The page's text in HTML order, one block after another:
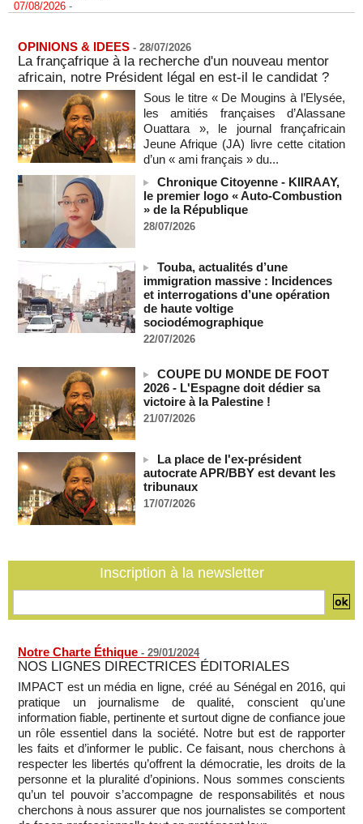
"Construction de la Grande Côte D'ivoire" : Le Président
vives de la nation
07/08/2026 -
Polémique à l’Assemblée nationale : Yaël Braun-Pivet se dit
"dépassée" par les critiques concernant le nouveau pavillon
07/08/2026 -
Depuis le « cessez-le-feu » à Gaza, les forces israéliennes
ont tué 300 enfants palestiniens (UNICEF)
07/08/2026 -
Guinée-Bissau - Première visite de la médiation sénégalaise
après le sommet de la Cedeao
07/08/2026 -
Bénin: Patrice Talon élu président du Sénat, moins de trois
Mali-Algérie : le PM Maïga affirme qu’il n’y a « aucune
rupture diplomatique » entre les 2 pays
07/08/2026 -
Journaliste libanaise tuée par Israël : Amnesty France
07/08/2026 -
Côte d'Ivoire : le président Ouattara accorde la grâce à 4.661
détenus
07/08/2026 -
Plagiat à Cambridge - L’université va réexaminer le
recrutement de ses enseignants
07/08/2026 -
La Türkiye, l’Arabie saoudite et le Pakistan signent un accord
conjoint de défense à La Mecque
La Bourse de Paris termine en hausse et poursuit sa course
OPINIONS & IDEES - 28/07/2026
La françafrique à la recherche d'un nouveau mentor
africain, notre Président légal en est-il le candidat ?
Sous le titre « De Mougins à l’Elysée,
les amitiés françaises d’Alassane
Ouattara », le journal françafricain
Jeune Afrique (JA) livre cette citation
d’un « ami français » du...
Chronique Citoyenne - KIIRAAY,
le premier logo « Auto-Combustion
» de la République
28/07/2026
Touba, actualités d’une
immigration massive : Incidences
et interrogations d’une opération
de haute voltige
sociodémographique
22/07/2026
COUPE DU MONDE DE FOOT
2026 - L'Espagne doit dédier sa
victoire à la Palestine !
21/07/2026
La place de l'ex-président
autocrate APR/BBY est devant les
tribunaux
17/07/2026
Inscription à la newsletter
Notre Charte Éthique - 29/01/2024
NOS LIGNES DIRECTRICES ÉDITORIALES
IMPACT est un média en ligne, créé au Sénégal en 2016, qui
pratique un journalisme de qualité, conscient qu'une
information fiable, pertinente et surtout digne de confiance joue
un rôle essentiel dans la société. Notre but est de rapporter
les faits et d’informer le public. Ce faisant, nous cherchons à
respecter les libertés qu’offrent la démocratie, les droits de la
personne et la pluralité d’opinions. Nous sommes conscients
qu’un tel pouvoir s’accompagne de responsabilités et nous
cherchons à nous assurer que nos journalistes se comportent